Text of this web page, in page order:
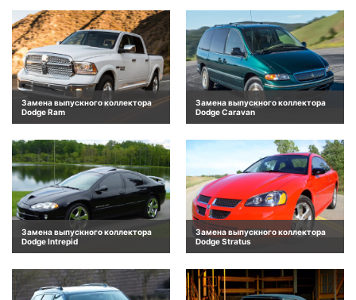
Замена выпускного коллектора
Dodge Ram
Замена выпускного коллектора
Dodge Caravan
Замена выпускного коллектора
Dodge Intrepid
Замена выпускного коллектора
Dodge Stratus